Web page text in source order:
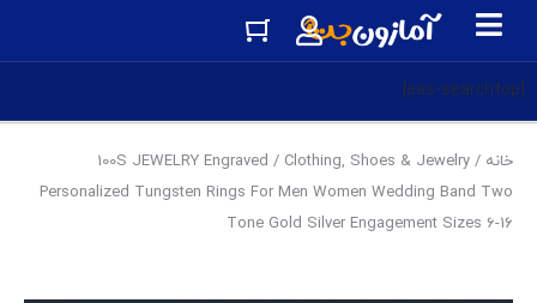
[eas-searchtop]
خانه /
Clothing, Shoes & Jewelry
/ 100S JEWELRY Engraved
Personalized Tungsten Rings For Men Women Wedding Band Two
Tone Gold Silver Engagement Sizes 6-16